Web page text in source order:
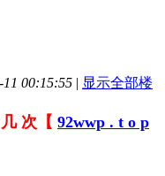
00:15:55 | 显示全部楼
次【 92wwp . t o p